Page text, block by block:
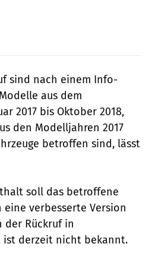
sind nach einem Info-
aus dem
2017 bis Oktober 2018,
den Modelljahren 2017
betroffen sind, lässt
soll das betroffene
verbesserte Version
der Rückruf in
ist derzeit nicht bekannt.